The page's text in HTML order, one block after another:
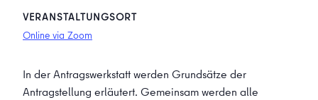
VERANSTALTUNGSORT
Online via Zoom
In der Antragswerkstatt werden Grundsätze der
Antragstellung erläutert. Gemeinsam werden alle